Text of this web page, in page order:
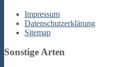
Impressum
Datenschutzerklärung
Sitemap
Sonstige Arten